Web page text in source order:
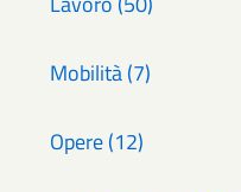
Mobilità (7)
Opere (12)